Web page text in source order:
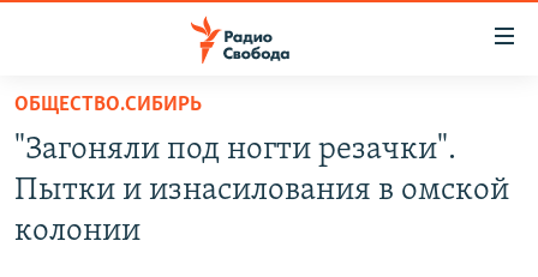
упрощенного
доступа
Вернуться
основному
ПРОГРАММЫ
ОБЩЕСТВО.СИБИРЬ
"Загоняли под ногти резачки".
Пытки и изнасилования в омской
колонии